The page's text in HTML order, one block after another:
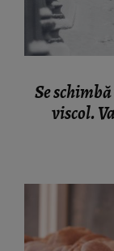
Se
viscol.